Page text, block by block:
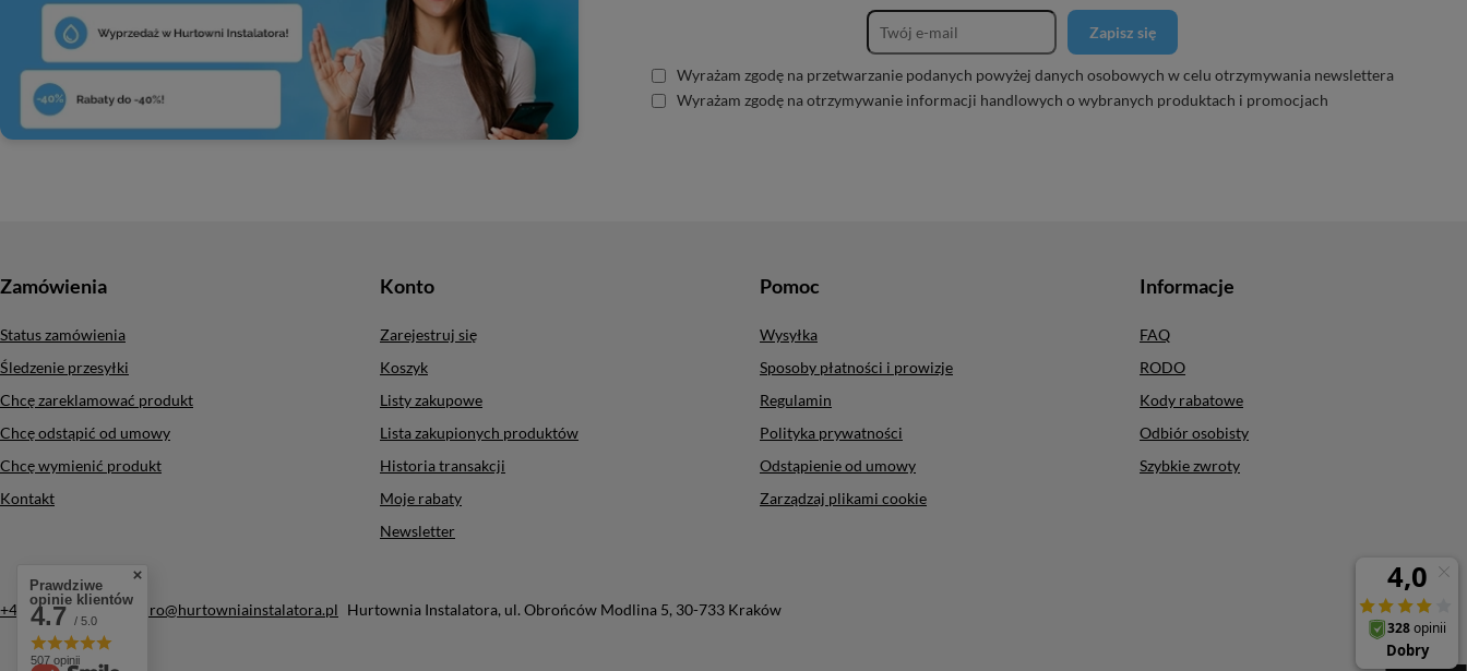
Zapisz się
Wyrażam zgodę na przetwarzanie podanych powyżej danych osobowych w celu otrzymywania newslettera
Wyrażam zgodę na otrzymywanie informacji handlowych o wybranych produktach i promocjach
Zamówienia
Status zamówienia
Śledzenie przesyłki
Chcę zareklamować produkt
Chcę odstąpić od umowy
Chcę wymienić produkt
Kontakt
Konto
Zarejestruj się
Koszyk
Listy zakupowe
Lista zakupionych produktów
Historia transakcji
Moje rabaty
Newsletter
Pomoc
Wysyłka
Sposoby płatności i prowizje
Regulamin
Polityka prywatności
Odstąpienie od umowy
Zarządzaj plikami cookie
Informacje
FAQ
RODO
Kody rabatowe
Odbiór osobisty
Szybkie zwroty
+48 787-787-491 biuro@hurtowniainstalatora.pl Hurtownia Instalatora, ul. Obrońców Modlina 5, 30-733 Kraków
Prawdziwe
opinie klientów
4.7 / 5.0
507 opinii